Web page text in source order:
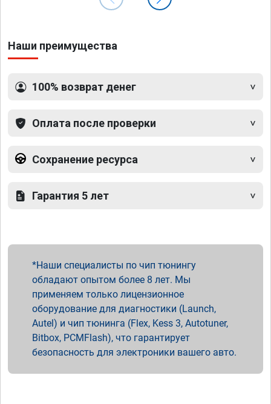
Наши преимущества
100% возврат денег
Оплата после проверки
Сохранение ресурса
Гарантия 5 лет
Наши специалисты по чип тюнингу
обладают опытом более 8 лет. Мы
применяем только лицензионное
оборудование для диагностики (Launch,
Autel) и чип тюнинга (Flex, Kess 3, Autotuner,
Bitbox, PCMFlash), что гарантирует
безопасность для электроники вашего авто.